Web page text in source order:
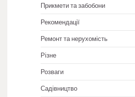
Прикмети та забобони
Рекомендації
Ремонт та нерухомість
Різне
Розваги
Садівництво